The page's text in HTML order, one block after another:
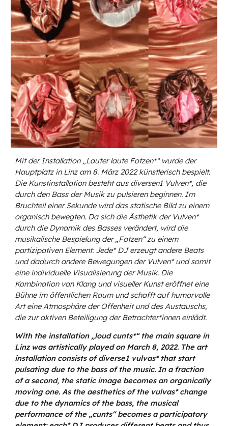
Mit der Installation „Lauter laute Fotzen*“ wurde der
Hauptplatz in Linz am 8. März 2022 künstlerisch bespielt.
Die Kunstinstallation besteht aus diversen1 Vulven*, die
durch den Bass der Musik zu pulsieren beginnen. Im
Bruchteil einer Sekunde wird das statische Bild zu einem
organisch bewegten. Da sich die Ästhetik der Vulven*
durch die Dynamik des Basses verändert, wird die
musikalische Bespielung der „Fotzen“ zu einem
partizipativen Element: Jede* DJ erzeugt andere Beats
und dadurch andere Bewegungen der Vulven* und somit
eine individuelle Visualisierung der Musik. Die
Kombination von Klang und visueller Kunst eröffnet eine
Bühne im öffentlichen Raum und schafft auf humorvolle
Art eine Atmosphäre der Offenheit und des Austauschs,
die zur aktiven Beteiligung der Betrachter*innen einlädt.
With the installation „loud cunts*“ the main square in
Linz was artistically played on March 8, 2022. The art
installation consists of diverse1 vulvas* that start
pulsating due to the bass of the music. In a fraction
of a second, the static image becomes an organically
moving one. As the aesthetics of the vulvas* change
due to the dynamics of the bass, the musical
performance of the „cunts“ becomes a participatory